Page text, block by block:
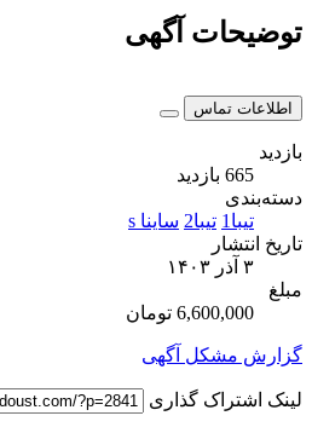
توضیحات آگهی
اطلاعات تماس
بازدید
665 بازدید
دسته‌بندی
تیبا1
تیبا2
ساینا s
تاریخ انتشار
۳ آذر ۱۴۰۳
مبلغ
6,600,000 تومان
گزارش مشکل آگهی
لینک اشتراک گذاری